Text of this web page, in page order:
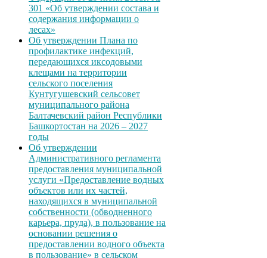
301 «Об утверждении состава и
содержания информации о
лесах»
Об утверждении Плана по
профилактике инфекций,
передающихся иксодовыми
клещами на территории
сельского поселения
Кунтугушевский сельсовет
муниципального района
Балтачевский район Республики
Башкортостан на 2026 – 2027
годы
Об утверждении
Административного регламента
предоставления муниципальной
услуги «Предоставление водных
объектов или их частей,
находящихся в муниципальной
собственности (обводненного
карьера, пруда), в пользование на
основании решения о
предоставлении водного объекта
в пользование» в сельском